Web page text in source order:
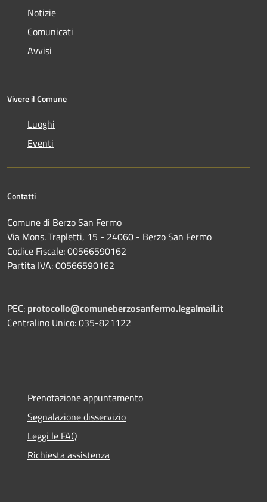
Notizie
Comunicati
Avvisi
Vivere il Comune
Luoghi
Eventi
Contatti
Comune di Berzo San Fermo
Via Mons. Trapletti, 15 - 24060 - Berzo San Fermo
Codice Fiscale: 00566590162
Partita IVA: 00566590162
PEC: protocollo@comuneberzosanfermo.legalmail.it
Centralino Unico: 035-821122
Prenotazione appuntamento
Segnalazione disservizio
Leggi le FAQ
Richiesta assistenza